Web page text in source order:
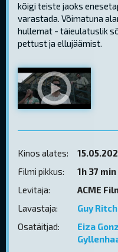
kõigi teiste jaoks
varastada. Võimatuna
hullemat - täieulatuslik
pettust ja ellujäämist.
Kinos alates:
Filmi pikkus:
1h 37 min
Levitaja:
ACME
Lavastaja:
Guy
Osatäitjad:
Eiza